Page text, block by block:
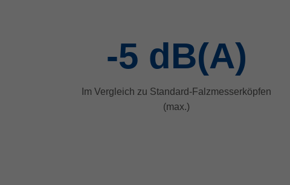
-5 dB(A)
Im Vergleich zu Standard-Falzmesserköpfen
(max.)